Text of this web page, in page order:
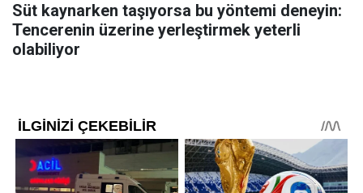
Süt kaynarken taşıyorsa bu yöntemi deneyin:
Tencerenin üzerine yerleştirmek yeterli
olabiliyor